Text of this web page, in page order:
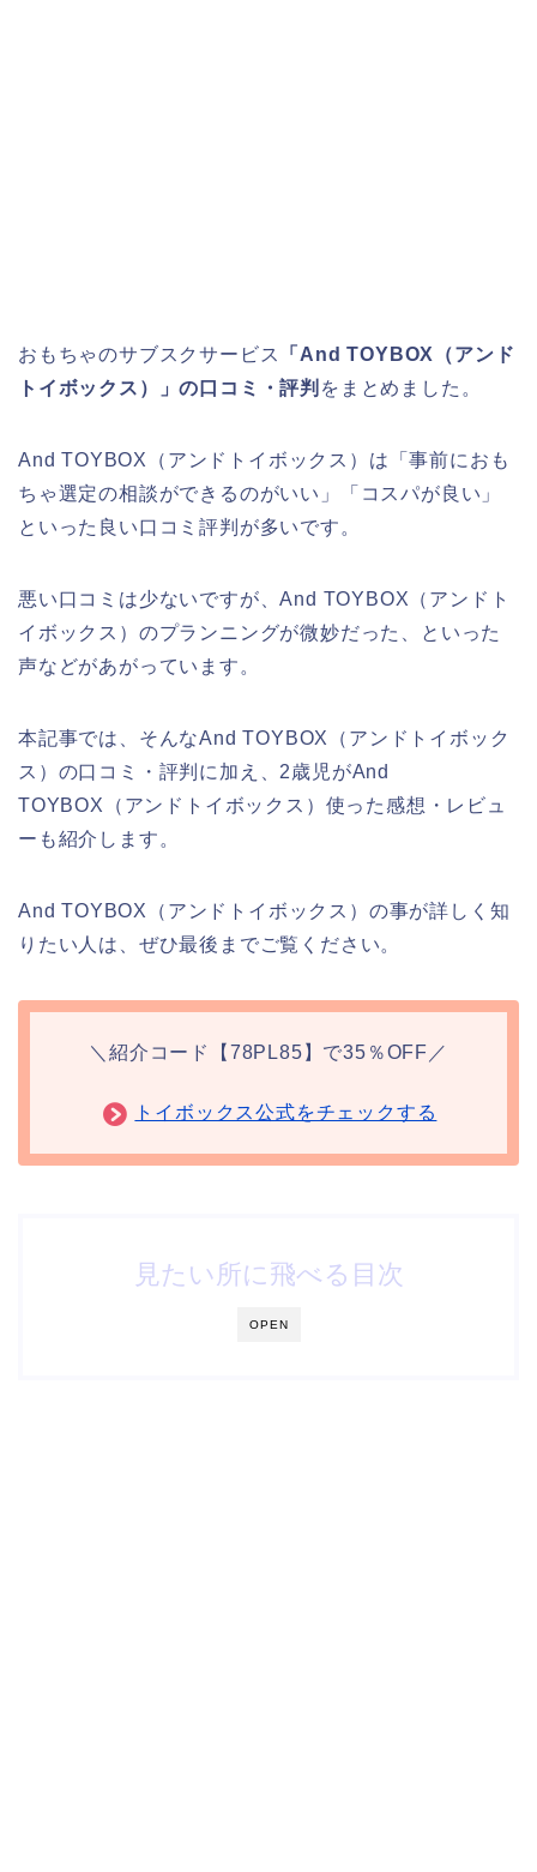
おもちゃのサブスクサービス
「And TOYBOX（アンド
トイボックス）」の口コミ・評判 をまとめました。
And TOYBOX（アンドトイボックス）は「事前におも
ちゃ選定の相談ができるのがいい」「コスパが良い」
といった良い口コミ評判が多いです。
悪い口コミは少ないですが、And TOYBOX（アンドト
イボックス）のプランニングが微妙だった、といった
声などがあがっています。
本記事では、そんなAnd TOYBOX（アンドトイボック
ス）の口コミ・評判に加え、2歳児がAnd
TOYBOX（アンドトイボックス）使った感想・レビュ
ーも紹介します。
And TOYBOX（アンドトイボックス）の事が詳しく知
りたい人は、ぜひ最後までご覧ください。
＼紹介コード【78PL85】で35％OFF／
トイボックス公式をチェックする
OPEN
見たい所に飛べる目次